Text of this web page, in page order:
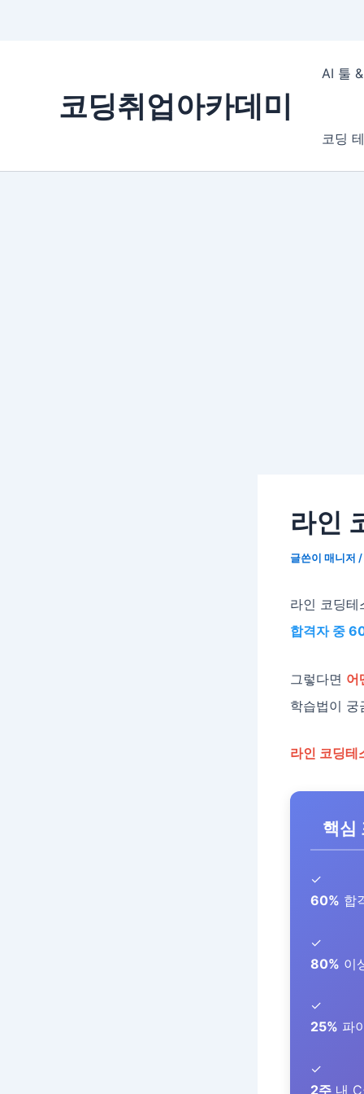
코딩취업아카데미
AI 툴
코딩
라인
글쓴이 매니저 /
라인 코딩
합격자 중
그렇다면 어
학습법이 궁
라인 코딩테
핵심
✓
60% 합
✓
80% 이
✓
25% 파
✓
2주 내